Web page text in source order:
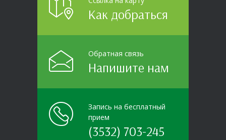
Как добраться
Обратная связь
Напишите нам
Запись на бесплатный
прием
(3532) 703-245